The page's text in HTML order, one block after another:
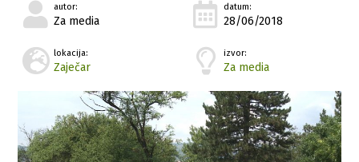
autor:
Za media
datum:
28/06/2018
lokacija:
Zaječar
izvor:
Za media